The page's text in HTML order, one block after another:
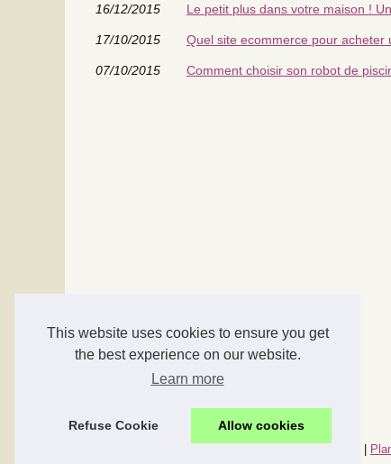
This website uses cookies to ensure you get
the best experience on our website.
Learn more
Refuse Cookie Allow cookies
16/12/2015 Le petit plus dans votre maison !
17/10/2015 Quel site ecommerce pour acheter
07/10/2015 Comment choisir son robot de